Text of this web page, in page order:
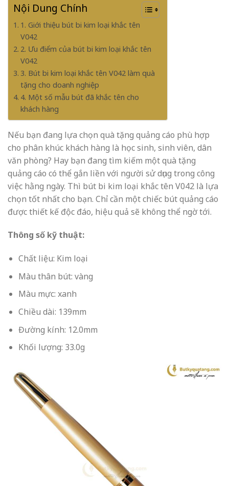
Nội Dung Chính
1. Giới thiệu bút bi kim loại khắc tên
V042
2. Ưu điểm của bút bi kim loại khắc tên
V042
3. Bút bi kim loại khắc tên V042 làm quà
tặng cho doanh nghiệp
4. Một số mẫu bút đã khắc tên cho
khách hàng
Nếu bạn đang lựa chọn quà tặng quảng cáo phù hợp
cho phân khúc khách hàng là học sinh, sinh viên, dân
văn phòng? Hay bạn đang tìm kiếm một quà tặng
quảng cáo có thể gắn liền với người sử dụng trong công
việc hằng ngày. Thì bút bi kim loại khắc tên V042 là lựa
chọn tốt nhất cho bạn. Chỉ cần một chiếc bút quảng cáo
được thiết kế độc đáo, hiệu quả sẽ không thể ngờ tới.
Thông số kỹ thuật:
Chất liệu: Kim loại
Màu thân bút: vàng
Màu mực: xanh
Chiều dài: 139mm
Đường kính: 12.0mm
Khối lượng: 33.0g